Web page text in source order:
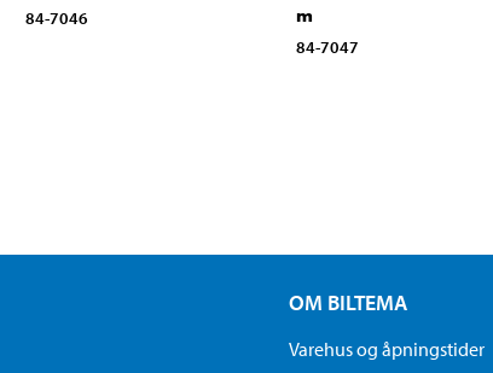
84-7046
m
84-7047
OM BILTEMA
Varehus og åpningstider